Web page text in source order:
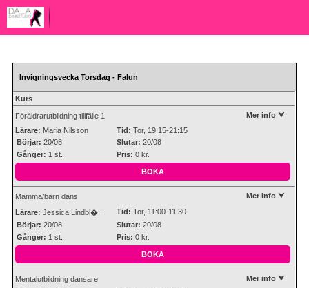
Invigningsvecka Torsdag - Falun
Kurs
Föräldrarutbildning tillfälle 1
Mer info ⮟
Lärare: Maria Nilsson Tid: Tor, 19:15-21:15
Börjar: 20/08 Slutar: 20/08
Gånger: 1 st. Pris: 0 kr.
BOKA
Mamma/barn dans
Mer info ⮟
Lärare: Jessica Lindbl�... Tid: Tor, 11:00-11:30
Börjar: 20/08 Slutar: 20/08
Gånger: 1 st. Pris: 0 kr.
BOKA
Mentalutbildning dansare
Mer info ⮟